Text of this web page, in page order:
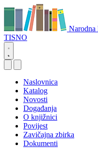
Narodna
TISNO
Naslovnica
Katalog
Novosti
Događanja
O knjižnici
Povijest
Zavičajna zbirka
Dokumenti